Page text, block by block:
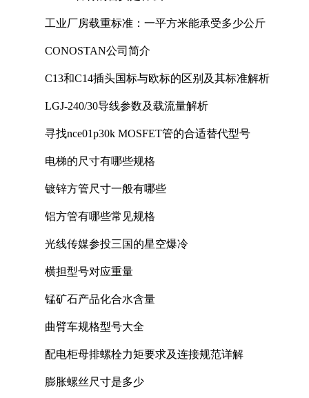
工业厂房载重标准：一平方米能承受多少公斤
CONOSTAN公司简介
C13和C14插头国标与欧标的区别及其标准解析
LGJ-240/30导线参数及载流量解析
寻找nce01p30k MOSFET管的合适替代型号
电梯的尺寸有哪些规格
镀锌方管尺寸一般有哪些
铝方管有哪些常见规格
光线传媒参投三国的星空爆冷
横担型号对应重量
锰矿石产品化合水含量
曲臂车规格型号大全
配电柜母排螺栓力矩要求及连接规范详解
膨胀螺丝尺寸是多少